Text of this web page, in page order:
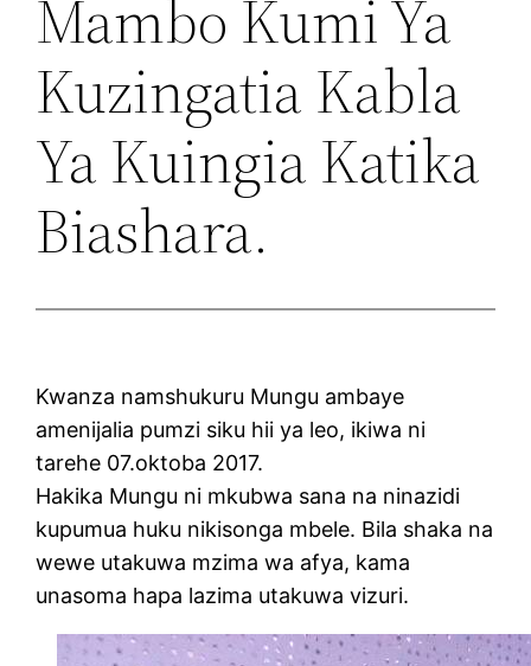
Mambo Kumi Ya
Kuzingatia Kabla
Ya Kuingia Katika
Biashara.
Kwanza namshukuru Mungu ambaye
amenijalia pumzi siku hii ya leo, ikiwa ni
tarehe 07.oktoba 2017.
Hakika Mungu ni mkubwa sana na ninazidi
kupumua huku nikisonga mbele. Bila shaka na
wewe utakuwa mzima wa afya, kama
unasoma hapa lazima utakuwa vizuri.